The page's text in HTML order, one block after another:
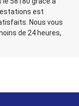
est
Nous vous
de 24 heures,